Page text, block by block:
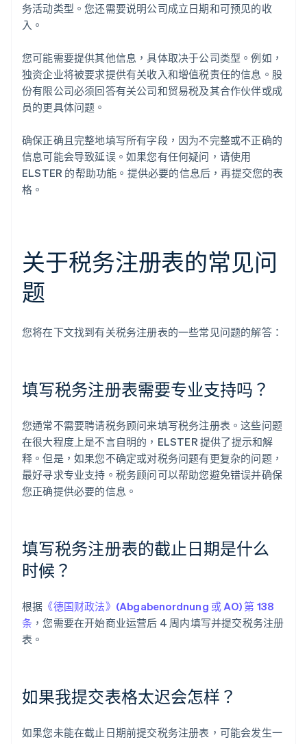
务活动类型。您还需要说明公司成立日期和可预见的收
入。
您可能需要提供其他信息，具体取决于公司类型。例如，
独资企业将被要求提供有关收入和增值税责任的信息。股
份有限公司必须回答有关公司和贸易税及其合作伙伴或成
员的更具体问题。
确保正确且完整地填写所有字段，因为不完整或不正确的
信息可能会导致延误。如果您有任何疑问，请使用
ELSTER 的帮助功能。提供必要的信息后，再提交您的表
格。
关于税务注册表的常见问
题
您将在下文找到有关税务注册表的一些常见问题的解答：
填写税务注册表需要专业支持吗？
您通常不需要聘请税务顾问来填写税务注册表。这些问题
在很大程度上是不言自明的，ELSTER 提供了提示和解
释。但是，如果您不确定或对税务问题有更复杂的问题，
最好寻求专业支持。税务顾问可以帮助您避免错误并确保
您正确提供必要的信息。
填写税务注册表的截止日期是什么
时候？
根据 《德国财政法》(Abgabenordnung 或 AO) 第 138
条 ，您需要在开始商业运营后 4 周内填写并提交税务注册
表。
如果我提交表格太迟会怎样？
如果您未能在截止日期前提交税务注册表，可能会发生一